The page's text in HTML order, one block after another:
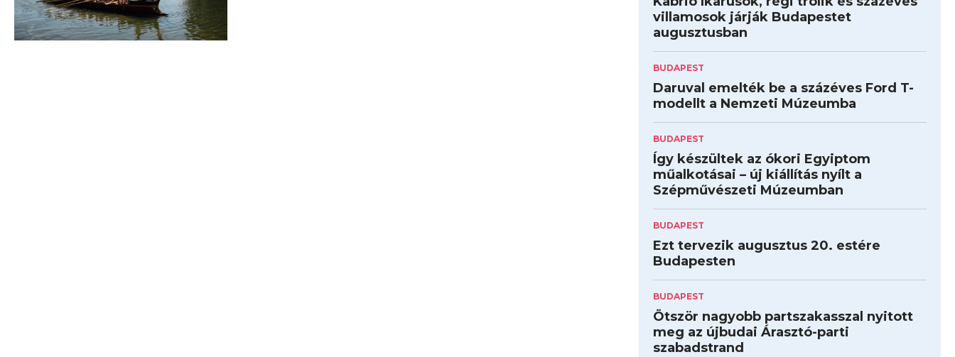
villamosok járják Budapestet
augusztusban
BUDAPEST
Daruval emelték be a százéves Ford T-
modellt a Nemzeti Múzeumba
BUDAPEST
Így készültek az ókori Egyiptom
műalkotásai – új kiállítás nyílt a
Szépművészeti Múzeumban
BUDAPEST
Ezt tervezik augusztus 20. estére
Budapesten
BUDAPEST
Ötször nagyobb partszakasszal nyitott
meg az újbudai Árasztó-parti
szabadstrand